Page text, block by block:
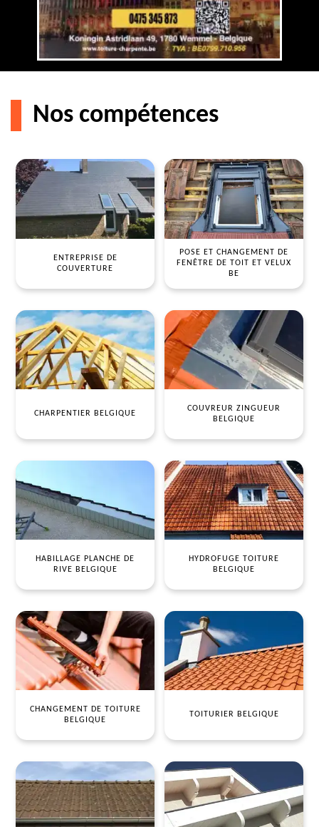
Nos compétences
ENTREPRISE DE
COUVERTURE
POSE ET CHANGEMENT DE
FENÊTRE DE TOIT ET VELUX
BE
CHARPENTIER BELGIQUE
COUVREUR ZINGUEUR
BELGIQUE
HABILLAGE PLANCHE DE
RIVE BELGIQUE
HYDROFUGE TOITURE
BELGIQUE
CHANGEMENT DE TOITURE
BELGIQUE
TOITURIER BELGIQUE